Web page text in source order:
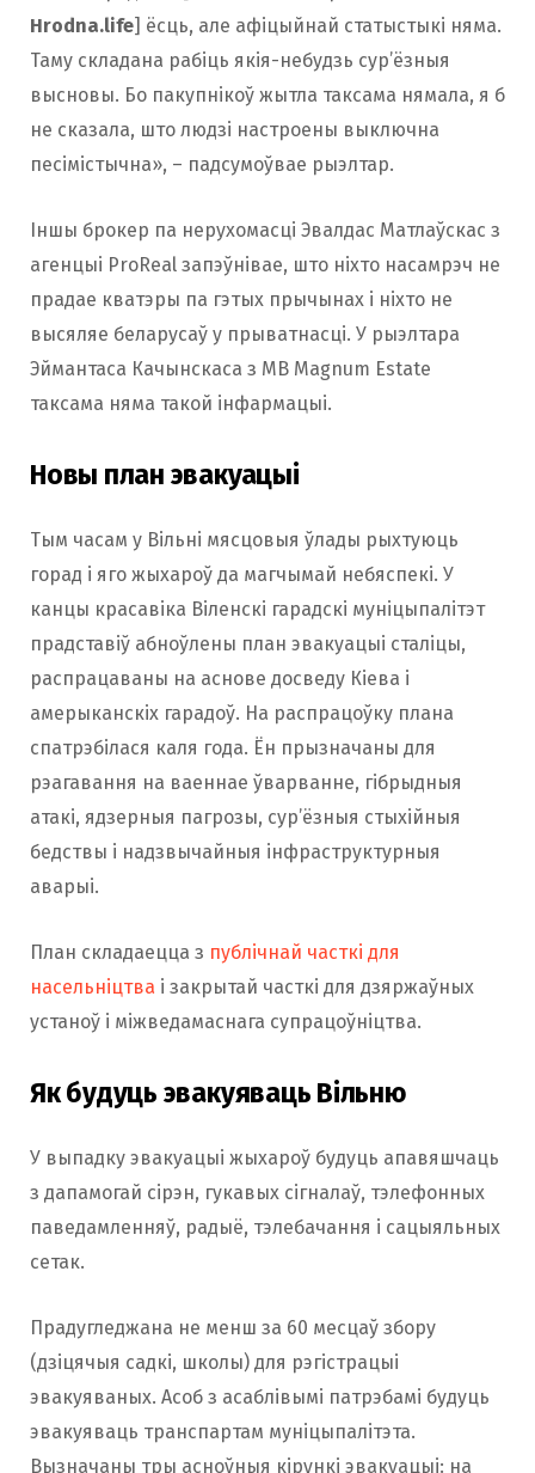
Hrodna.life] ёсць, але афіцыйнай статыстыкі няма.
Таму складана рабіць якія-небудзь сур’ёзныя
высновы. Бо пакупнікоў жытла таксама нямала, я б
не сказала, што людзі настроены выключна
песімістычна», – падсумоўвае рыэлтар.
Іншы брокер па нерухомасці Эвалдас Матлаўскас з
агенцыі ProReal запэўнівае, што ніхто насамрэч не
прадае кватэры па гэтых прычынах і ніхто не
высяляе беларусаў у прыватнасці. У рыэлтара
Эймантаса Качынскаса з MB Magnum Estate
таксама няма такой інфармацыі.
Новы план эвакуацыі
Тым часам у Вільні мясцовыя ўлады рыхтуюць
горад і яго жыхароў да магчымай небяспекі. У
канцы красавіка Віленскі гарадскі муніцыпалітэт
прадставіў абноўлены план эвакуацыі сталіцы,
распрацаваны на аснове досведу Кіева і
амерыканскіх гарадоў. На распрацоўку плана
спатрэбілася каля года. Ён прызначаны для
рэагавання на ваеннае ўварванне, гібрыдныя
атакі, ядзерныя пагрозы, сур’ёзныя стыхійныя
бедствы і надзвычайныя інфраструктурныя
аварыі.
План складаецца з публічнай часткі для
насельніцтва і закрытай часткі для дзяржаўных
устаноў і міжведамаснага супрацоўніцтва.
Як будуць эвакуяваць Вільню
У выпадку эвакуацыі жыхароў будуць апавяшчаць
з дапамогай сірэн, гукавых сігналаў, тэлефонных
паведамленняў, радыё, тэлебачання і сацыяльных
сетак.
Прадугледжана не менш за 60 месцаў збору
(дзіцячыя садкі, школы) для рэгістрацыі
эвакуяваных. Асоб з асаблівымі патрэбамі будуць
эвакуяваць транспартам муніцыпалітэта.
Вызначаны тры асноўныя кірункі эвакуацыі: на